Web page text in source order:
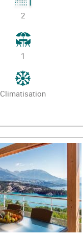
2
1
Climatisation